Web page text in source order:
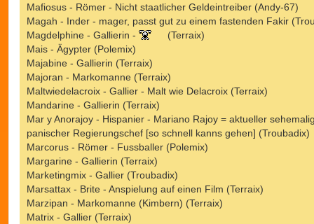
Mafiosus - Römer - Nicht staatlicher Geldeintreiber (Andy-67)
Magah - Inder - mager, passt gut zu einem fastenden Fakir
Magdelphine - Gallierin -
(Terraix)
Mais - Ägypter (Polemix)
Majabine - Gallierin (Terraix)
Majoran - Markomanne (Terraix)
Maltwiedelacroix - Gallier - Malt wie Delacroix (Terraix)
Mandarine - Gallierin (Terraix)
Mar y Anorajoy - Hispanier - Mariano Rajoy = aktueller
panischer Regierungschef [so schnell kanns gehen] (Troubadix)
Marcorus - Römer - Fussballer (Polemix)
Margarine - Gallierin (Terraix)
Marketingmix - Gallier (Troubadix)
Marsattax - Brite - Anspielung auf einen Film (Terraix)
Marzipan - Markomanne (Kimbern) (Terraix)
Matrix - Gallier (Terraix)